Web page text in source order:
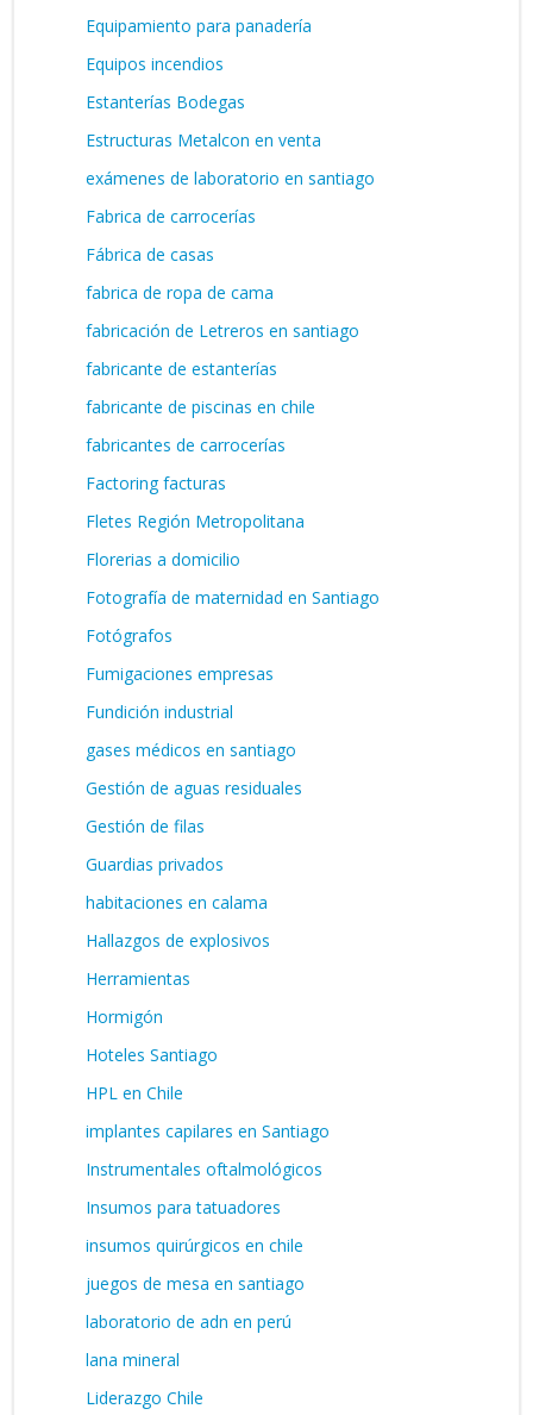
Equipamiento para panadería
Equipos incendios
Estanterías Bodegas
Estructuras Metalcon en venta
exámenes de laboratorio en santiago
Fabrica de carrocerías
Fábrica de casas
fabrica de ropa de cama
fabricación de Letreros en santiago
fabricante de estanterías
fabricante de piscinas en chile
fabricantes de carrocerías
Factoring facturas
Fletes Región Metropolitana
Florerias a domicilio
Fotografía de maternidad en Santiago
Fotógrafos
Fumigaciones empresas
Fundición industrial
gases médicos en santiago
Gestión de aguas residuales
Gestión de filas
Guardias privados
habitaciones en calama
Hallazgos de explosivos
Herramientas
Hormigón
Hoteles Santiago
HPL en Chile
implantes capilares en Santiago
Instrumentales oftalmológicos
Insumos para tatuadores
insumos quirúrgicos en chile
juegos de mesa en santiago
laboratorio de adn en perú
lana mineral
Liderazgo Chile